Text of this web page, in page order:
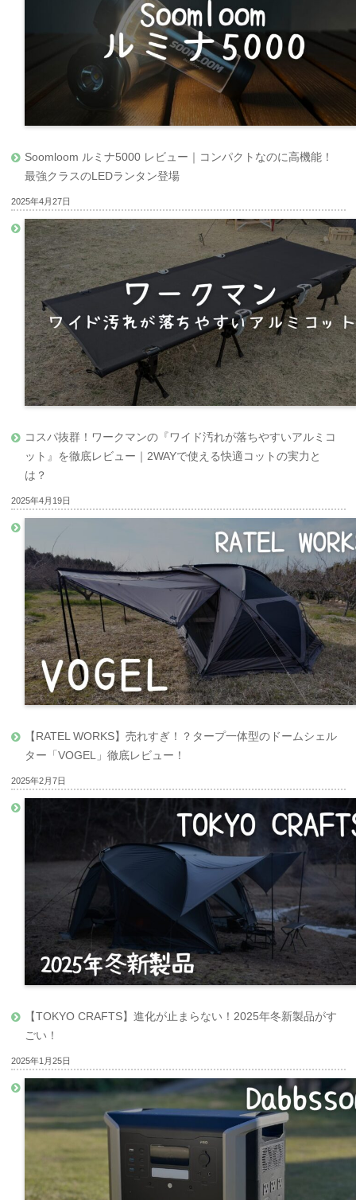
Soomloom ルミナ5000 レビュー｜コンパクトなのに高機能！
最強クラスのLEDランタン登場
2025年4月27日
コスパ抜群！ワークマンの『ワイド汚れが落ちやすいアルミコ
ット』を徹底レビュー｜2WAYで使える快適コットの実力と
は？
2025年4月19日
【RATEL WORKS】売れすぎ！？タープ一体型のドームシェル
ター「VOGEL」徹底レビュー！
2025年2月7日
【TOKYO CRAFTS】進化が止まらない！2025年冬新製品がす
ごい！
2025年1月25日